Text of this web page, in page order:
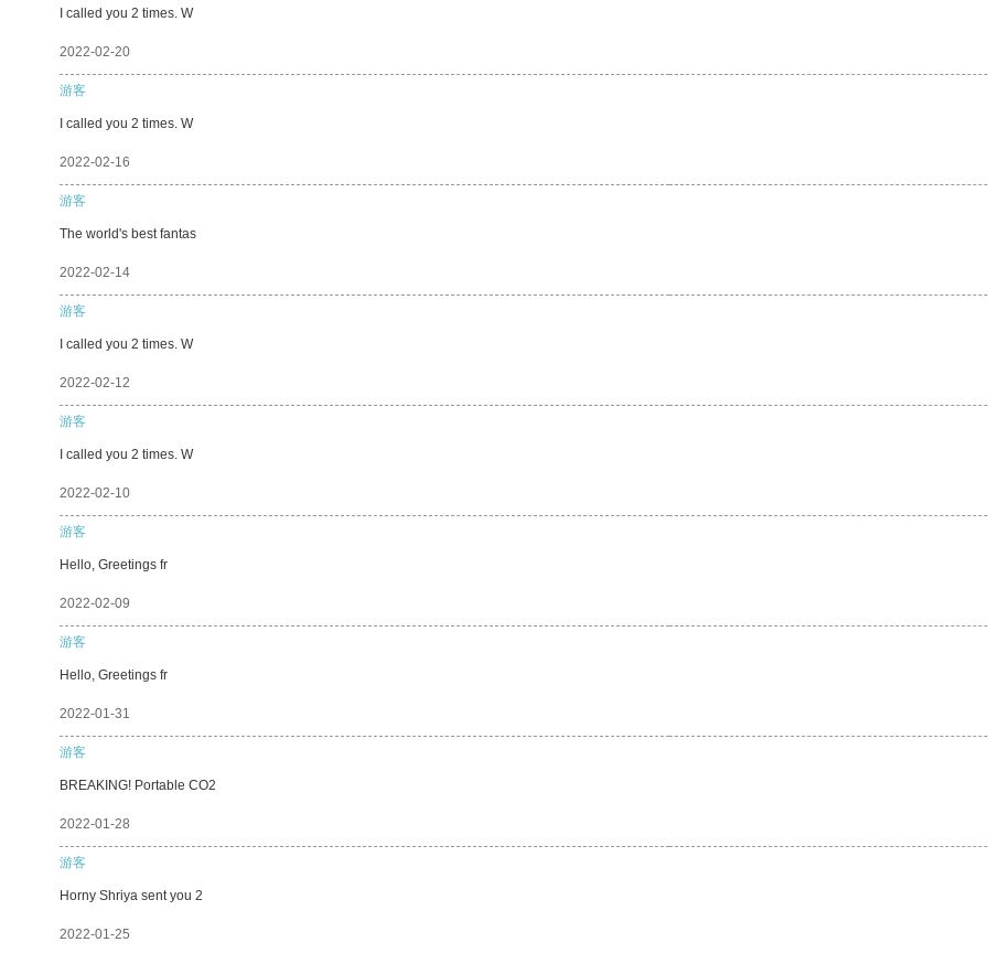
I called you 2 times. W
2022-02-20
游客
I called you 2 times. W
2022-02-16
游客
The world's best fantas
2022-02-14
游客
I called you 2 times. W
2022-02-12
游客
I called you 2 times. W
2022-02-10
游客
Hello, Greetings fr
2022-02-09
游客
Hello, Greetings fr
2022-01-31
游客
BREAKING! Portable CO2
2022-01-28
游客
Horny Shriya sent you 2
2022-01-25